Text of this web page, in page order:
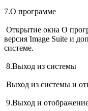
7.О программе
Открытие окна О
версия Image Suite и
системе.
8.Выход из системы
Выход из системы и
9.Выход и